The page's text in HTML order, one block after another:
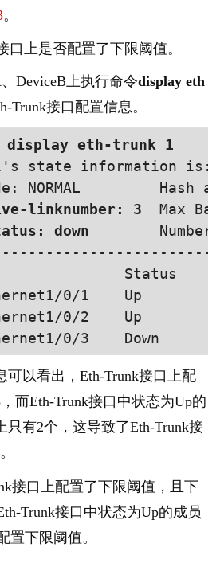
。
口上是否配置了下限阈值。
DeviceB上执行命令display eth
Trunk接口配置信息。
display eth-trunk 1
state information is:
linknumber: 3
Max
down
Number
Status
1/0/1
Up
1/0/2
Up
1/0/3
可以看出，Eth-Trunk接口上配
而Eth-Trunk接口中状态为Up的
只有2个，这导致了Eth-Trunk接
接口上配置了下限阈值，且下
Trunk接口中状态为Up的成员
置下限阈值。